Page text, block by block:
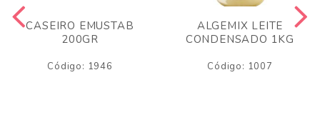
CASEIRO EMUSTAB
200GR
Código: 1946
ALGEMIX LEITE
CONDENSADO 1KG
Código: 1007